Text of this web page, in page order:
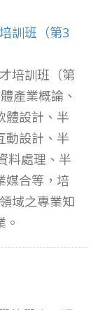
訓班（第3
培訓班（第
產業概論、
體設計、半
動設計、半
料處理、半
媒合等，培
域之專業知